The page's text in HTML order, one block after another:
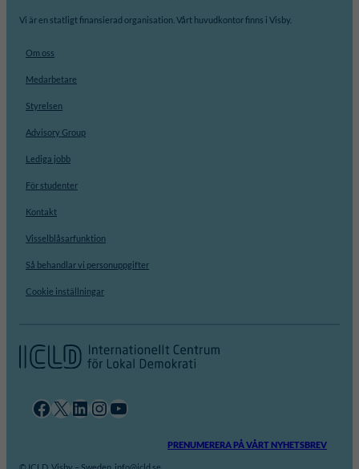
Vi är en statligt finansierad organisation. Vårt huvudkontor finns i Visby.
Om oss
Medarbetare
Styrelsen
Advisory Group
Lediga jobb
För studenter
Kontakt
Visselblåsarfunktion
Så behandlar vi personuppgifter
Cookie inställningar
Facebook X LinkedIn InstagramYouTube
PRENUMERERA PÅ VÅRT NYHETSBREV